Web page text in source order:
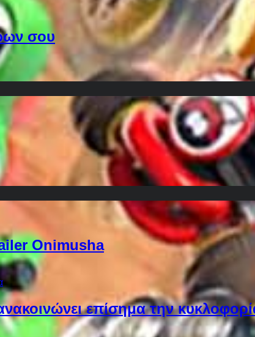
σου
Onimusha
επίσημα την